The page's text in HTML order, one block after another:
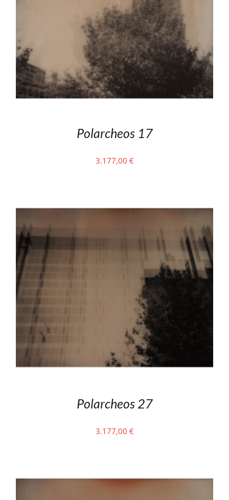
Polarcheos 17
3.177,00 €
Polarcheos 27
3.177,00 €